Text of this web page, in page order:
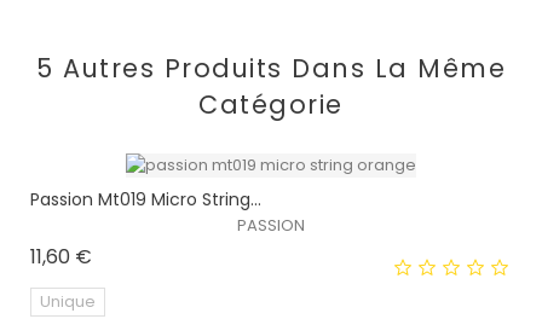
5 Autres Produits Dans La Même
Catégorie
Passion Mt019 Micro String...
PASSION
11,60 €
Unique